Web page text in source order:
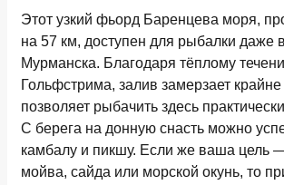
Этот узкий фьорд Баренцева моря,
на 57 км, доступен для рыбалки даже
Мурманска. Благодаря тёплому
Гольфстрима, залив замерзает крайне
позволяет рыбачить здесь
С берега на донную снасть можно
камбалу и пикшу. Если же ваша цель
мойва, сайда или морской окунь, то